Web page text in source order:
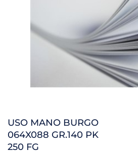
USO MANO BURGO
064X088 GR.140 PK
250 FG